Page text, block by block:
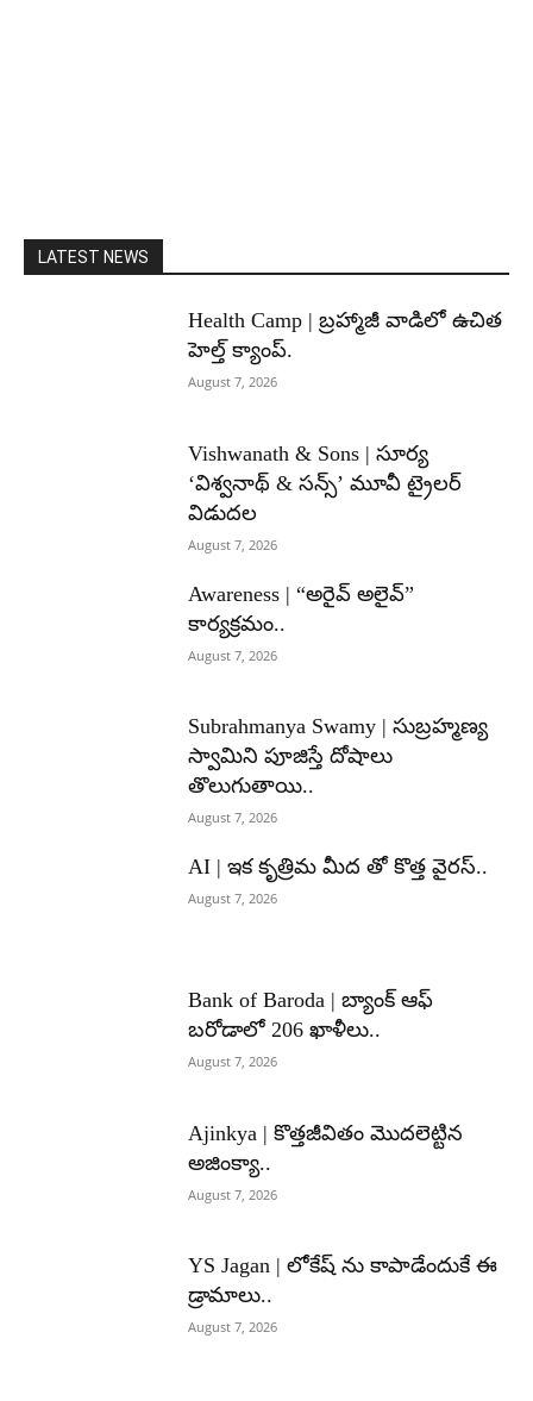
LATEST NEWS
Health Camp | బ్రహ్మాజీ వాడిలో ఉచిత
హెల్త్ క్యాంప్.
August 7, 2026
Vishwanath & Sons | సూర్య
‘విశ్వనాథ్ & సన్స్’ మూవీ ట్రైలర్
విడుదల
August 7, 2026
Awareness | “అరైవ్ అలైవ్”
కార్యక్రమం..
August 7, 2026
Subrahmanya Swamy | సుబ్రహ్మణ్య
స్వామిని పూజిస్తే దోషాలు
తొలుగుతాయి..
August 7, 2026
AI | ఇక కృత్రిమ మీద తో కొత్త వైరస్..
August 7, 2026
Bank of Baroda | బ్యాంక్‌ ఆఫ్‌
బరోడాలో 206 ఖాళీలు..
August 7, 2026
Ajinkya | కొత్తజీవితం మొదలెట్టిన
అజింక్యా..
August 7, 2026
YS Jagan | లోకేష్ ను కాపాడేందుకే ఈ
డ్రామాలు..
August 7, 2026